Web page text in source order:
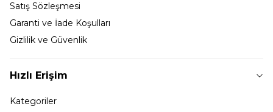
Satış Sözleşmesi
Garanti ve İade Koşulları
Gizlilik ve Güvenlik
Hızlı Erişim
Kategoriler